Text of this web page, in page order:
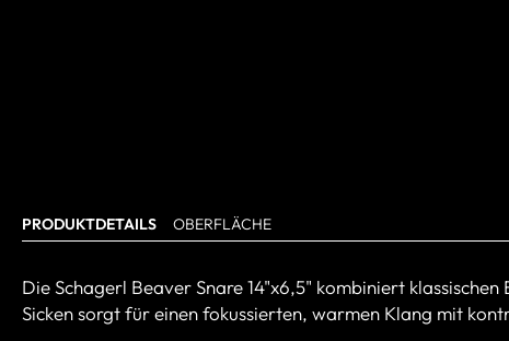
PRODUKTDETAILS OBERFLÄCHE
Die Schagerl Beaver Snare 14"x6,5" kombiniert
Sicken sorgt für einen fokussierten, warmen Klang mit